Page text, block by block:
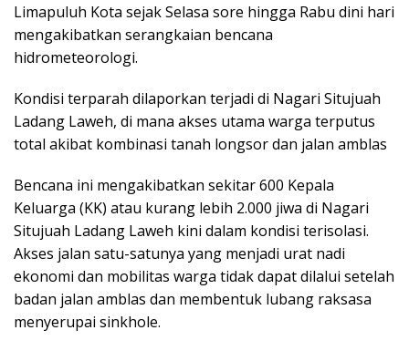
Limapuluh Kota sejak Selasa sore hingga Rabu dini hari
mengakibatkan serangkaian bencana
hidrometeorologi.
Kondisi terparah dilaporkan terjadi di Nagari Situjuah
Ladang Laweh, di mana akses utama warga terputus
total akibat kombinasi tanah longsor dan jalan amblas
Bencana ini mengakibatkan sekitar 600 Kepala
Keluarga (KK) atau kurang lebih 2.000 jiwa di Nagari
Situjuah Ladang Laweh kini dalam kondisi terisolasi.
Akses jalan satu-satunya yang menjadi urat nadi
ekonomi dan mobilitas warga tidak dapat dilalui setelah
badan jalan amblas dan membentuk lubang raksasa
menyerupai sinkhole.